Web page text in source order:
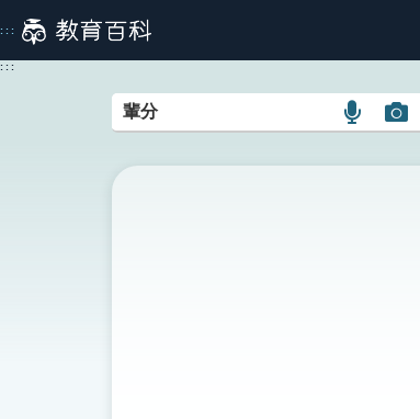
到
主
:::
:::
語
搜
圖
搜